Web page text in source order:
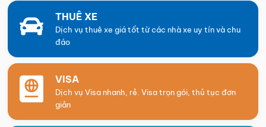
THUÊ XE
Dịch vụ thuê xe giá tốt từ các nhà xe uy tín và chu
đáo
VISA
Dịch vụ Visa nhanh, rẻ. Visa trọn gói, thủ tục đơn
giản